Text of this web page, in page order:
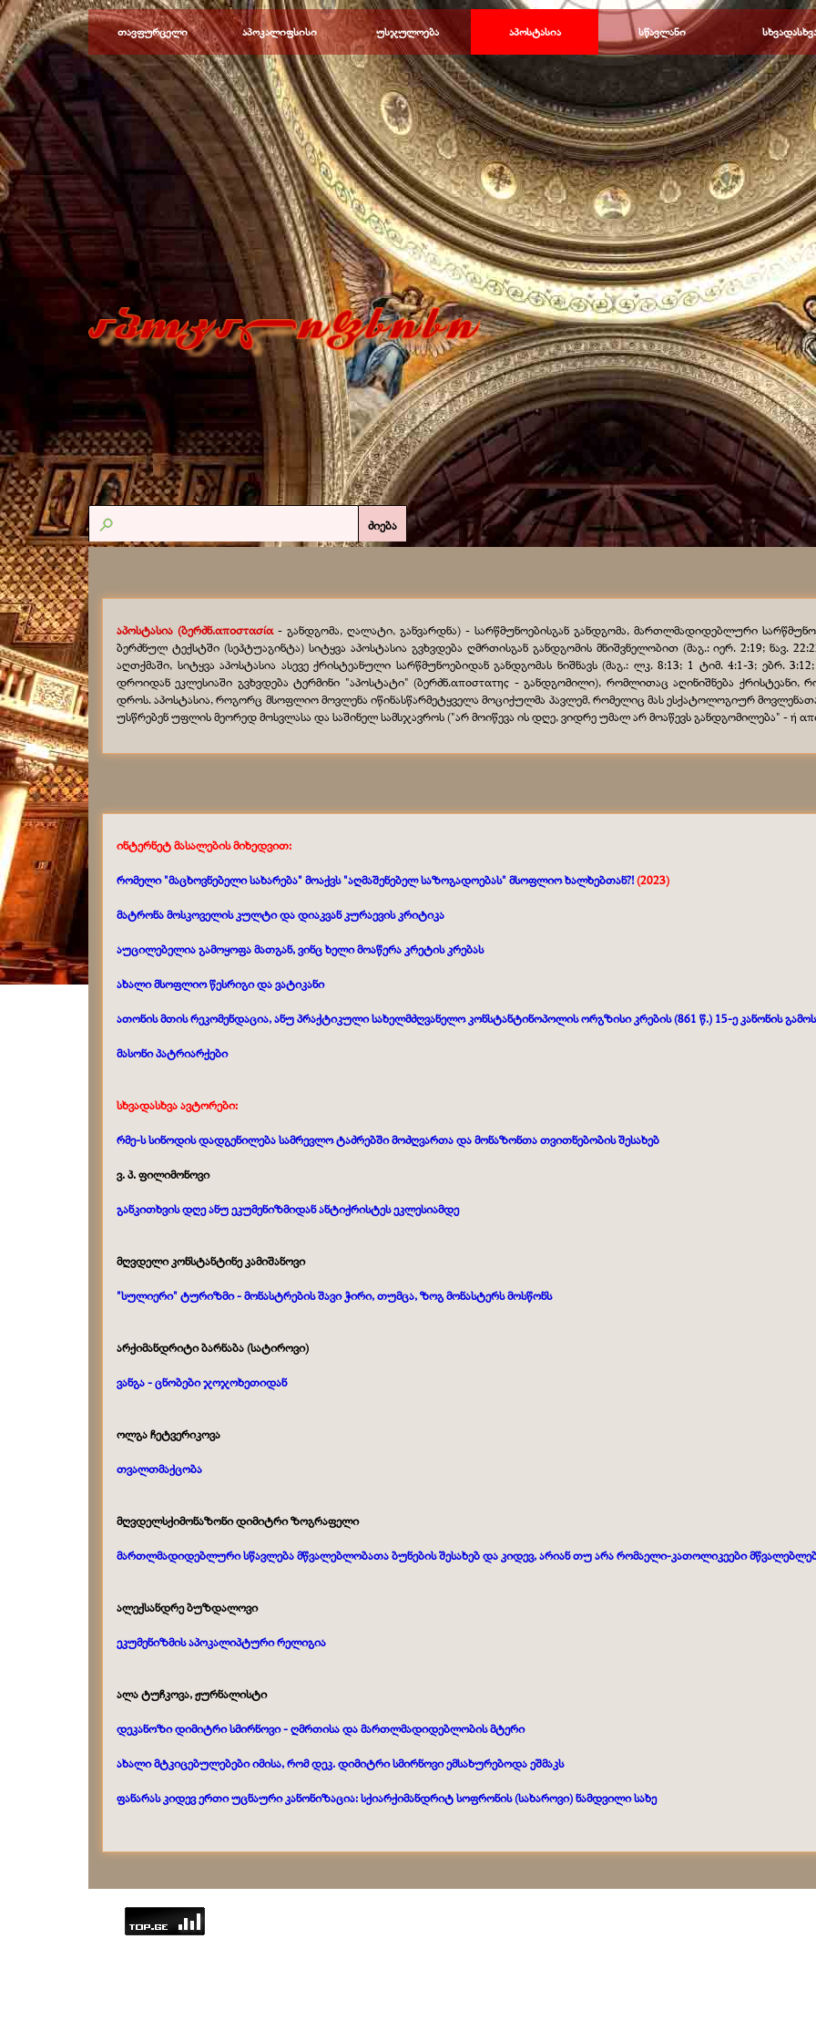
Перейти к контенту
Пропустить меню
თავფურცელი აპოკალიფსისი ▼
უსჯულოება ▼
აპოსტასია ▼
სწავლანი ▼
ძიება
აპოსტასია (ბერძნ.αποστασία - განდგომა, ღალატი, განვარდნა) - სარწმუნოებისგან განდგომა, მართლმადიდებლური
ბერძნულ ტექსტში (სეპტუაგინტა) სიტყვა აპოსტასია გვხვდება ღმრთისგან განდგომის მნიშვნელობით (მაგ.: იერ. 2:19; ნავ.
აღთქმაში, სიტყვა აპოსტასია ასევე ქრისტეანული სარწმუნოებიდან განდგომას ნიშნავს (მაგ.: ლკ. 8:13; 1 ტიმ. 4:1-3; ებრ.
დროიდან ეკლესიაში გვხვდება ტერმინი "აპოსტატი" (ბერძნ.αποστατης - განდგომილი), რომლითაც აღინიშნება
დროს. აპოსტასია, როგორც მსოფლიო მოვლენა იწინასწარმეტყველა მოციქულმა პავლემ, რომელიც მას ესქატოლოგიურ
უსწრებენ უფლის მეორედ მოსვლასა და საშინელ სამსჯავროს ("არ მოიწევა ის დღე, ვიდრე უმალ არ მოაწევს განდგომილება" - ή
ინტერნეტ მასალების მიხედვით:
რომელი "მაცხოვნებელი სახარება" მოაქვს "აღმაშენებელ საზოგადოებას" მსოფლიო ხალხებთან?!(2023)
მატრონა მოსკოველის კულტი და დიაკვან კურაევის კრიტიკა
აუცილებელია გამოყოფა მათგან, ვინც ხელი მოაწერა კრეტის კრებას
ახალი მსოფლიო წესრიგი და ვატიკანი
ათონის მთის რეკომენდაცია, ანუ პრაქტიკული სახელმძღვანელო კონსტანტინოპოლის ორგზისი კრების (861 წ.) 15-ე კანონის
მასონი პატრიარქები
სხვადასხვა ავტორები:
რმე-ს სინოდის დადგენილებასამრევლო ტაძრებში მოძღვართა და მონაზონთა თვითნებობის შესახებ
ვ. პ. ფილიმონოვი
განკითხვის დღე ანუ ეკუმენიზმიდან ანტიქრისტეს ეკლესიამდე
მღვდელი კონსტანტინე კამიშანოვი
"სულიერი" ტურიზმი - მონასტრების შავი ჭირი, თუმცა, ზოგ მონასტერს მოსწონს
არქიმანდრიტი ბარნაბა (სატიროვი)
ვანგა -ცნობები ჯოჯოხეთიდან
ოლგა ჩეტვერიკოვა
თვალთმაქცობა
მღვდელსქიმონაზონი დიმიტრი ზოგრაფელი
მართლმადიდებლური სწავლება მწვალებლობათა ბუნების შესახებ და კიდევ, არიან თუ არა რომაელი-კათოლიკეები
ალექსანდრე ბუზდალოვი
ეკუმენიზმის აპოკალიპტური რელიგია
ალა ტუჩკოვა, ჟურნალისტი
დეკანოზი დიმიტრი სმირნოვი - ღმრთისა და მართლმადიდებლობის მტერი
ახალი მტკიცებულებები იმისა, რომ დეკ. დიმიტრი სმირნოვი ემსახურებოდა ეშმაკს
ფანარას კიდევ ერთი უცნაური კანონიზაცია: სქიარქიმანდრიტ სოფრონის (სახაროვი) ნამდვილი სახე